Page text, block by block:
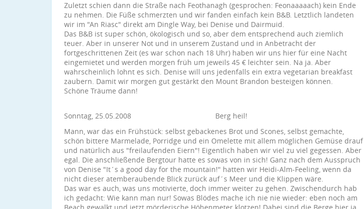
Zuletzt schien dann die Straße nach Feothanagh (gesprochen: Feonaaaaach) kein Ende
zu nehmen. Die Füße schmerzten und wir fanden einfach kein B&B. Letztlich landeten
wir im "An Riasc" direkt am Dingle Way, bei Denise und Dairmuid.
Das B&B ist super schön, ökologisch und so, aber dem entsprechend auch ziemlich
teuer. Aber in unserer Not und in unserem Zustand und in Anbetracht der
fortgeschrittenen Zeit (es war schon nach 18 Uhr) haben wir uns hier für eine Nacht
eingemietet und werden morgen früh um jeweils 45 € leichter sein. Na ja. Aber
wahrscheinlich lohnt es sich. Denise will uns jedenfalls ein extra vegetarian breakfast
zaubern. Damit wir morgen gut gestärkt den Mount Brandon besteigen können.
Schöne Träume dann!
Sonntag, 25.05.2008 Berg heil!
Mann, war das ein Frühstück: selbst gebackenes Brot und Scones, selbst gemachte,
schön bittere Marmelade, Porridge und ein Omelette mit allem möglichen Gemüse drauf
und natürlich aus "freilaufenden Eiern"! Eigentlich haben wir viel zu viel gegessen. Aber
egal. Die anschließende Bergtour hatte es sowas von in sich! Ganz nach dem Ausspruch
von Denise "It´s a good day for the mountain!" hatten wir Heidi-Alm-Feeling, wenn da
nicht dieser atemberaubende Blick zurück auf´s Meer und die Klippen wäre.
Das war es auch, was uns motivierte, doch immer weiter zu gehen. Zwischendurch hab
ich gedacht: Wie kann man nur! Sowas Blödes mache ich nie nie wieder: eben noch am